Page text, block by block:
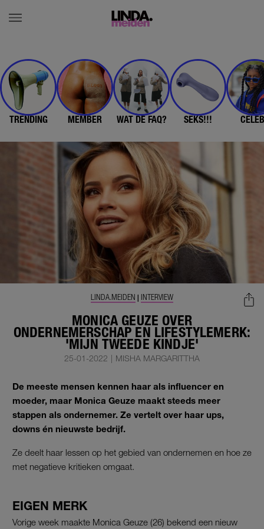
TRENDING MEMBER WAT DE FAQ? SEKS!!!
MONICA GEUZE OVER
ONDERNEMERSCHAP EN LIFESTYLEMERK:
'MIJN TWEEDE KINDJE'
LINDA.MEIDEN | INTERVIEW
25-01-2022 | MISHA MARGARITTHA
De meeste mensen kennen haar als influencer en
moeder, maar Monica Geuze maakt steeds meer
stappen als ondernemer. Ze vertelt over haar ups,
downs én nieuwste bedrijf.
Ze deelt haar lessen op het gebied van ondernemen en hoe ze
met negatieve kritieken omgaat.
EIGEN MERK
Vorige week maakte Monica Geuze (26) bekend een nieuw